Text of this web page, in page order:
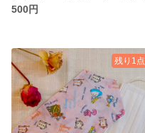
500円
残り1点